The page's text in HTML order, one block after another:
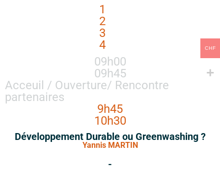
09h00
09h45
Acceuil / Ouverture/ Rencontre
partenaires
1
2
3
4
9h45
10h30
Développement Durable ou Greenwashing ?
Yannis MARTIN
-
CHF